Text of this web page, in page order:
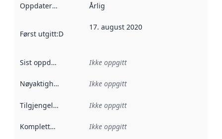
Oppdateringsfrekvens :
Årlig
Først utgitt:Denne datoen sier når dataene i dette
17. august 2020
Sist oppdatert Ikke oppgitt
Nøyaktighet Ikke oppgitt
Tilgjengelighet Ikke oppgitt
Kompletthet Ikke oppgitt